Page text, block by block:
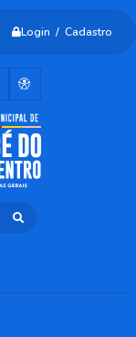
Login / Cadastro